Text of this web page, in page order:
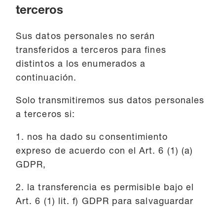
terceros
Sus datos personales no serán
transferidos a terceros para fines
distintos a los enumerados a
continuación.
Solo transmitiremos sus datos personales
a terceros si:
1. nos ha dado su consentimiento
expreso de acuerdo con el Art. 6 (1) (a)
GDPR,
2. la transferencia es permisible bajo el
Art. 6 (1) lit. f) GDPR para salvaguardar